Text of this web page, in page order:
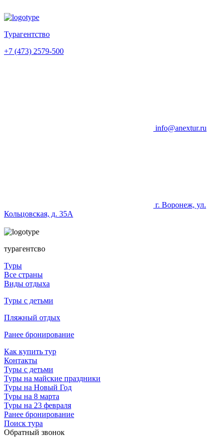
Турагентство
+7 (473) 2579-500
info@anextur.ru
г. Воронеж, ул.
Кольцовская, д. 35А
турагентсво
Туры
Все страны
Виды отдыха
Туры с детьми
Пляжный отдых
Ранее бронирование
Как купить тур
Контакты
Туры с детьми
Туры на майские праздники
Туры на Новый Год
Туры на 8 марта
Туры на 23 февраля
Ранее бронирование
Поиск тура
Обратный звонок